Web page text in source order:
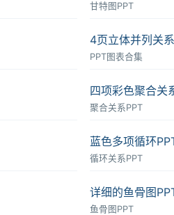
甘特图PPT
4页立体并列关
PPT图表合集
四项彩色聚合关
聚合关系PPT
蓝色多项循环
循环关系PPT
详细的鱼骨图
鱼骨图PPT